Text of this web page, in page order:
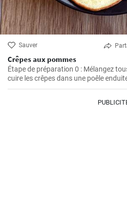
Sauver
Crêpes aux pommes
Étape de préparation 0 : Mélangez
cuire les crêpes dans une poêle